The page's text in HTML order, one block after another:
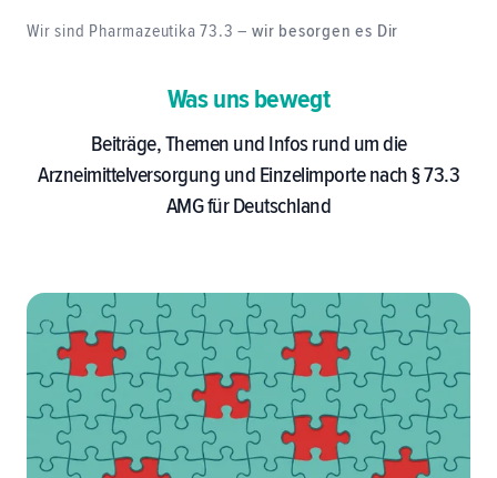
Wir sind Pharmazeutika 73.3 – wir besorgen es Dir
Was uns bewegt
Beiträge, Themen und Infos rund um die
Arzneimittelversorgung und Einzelimporte nach § 73.3
AMG für Deutschland